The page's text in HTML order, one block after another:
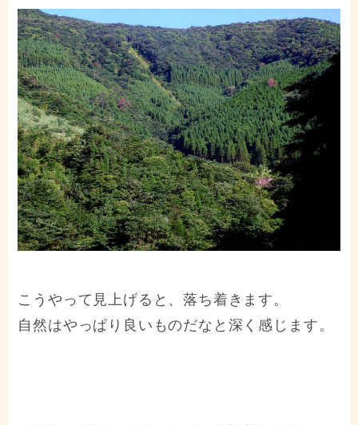
こうやって見上げると、落ち着きます。
自然はやっぱり良いものだなと深く感じます。